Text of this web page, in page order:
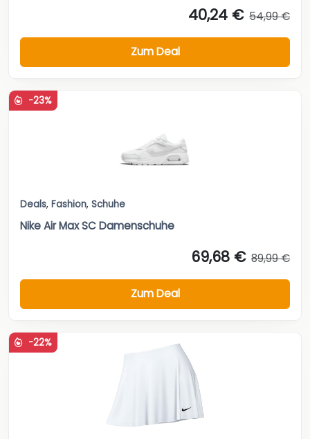
40,24 € 54,99 €
Zum Deal
-23%
Deals, Fashion, Schuhe
Nike Air Max SC Damenschuhe
69,68 € 89,99 €
Zum Deal
-22%